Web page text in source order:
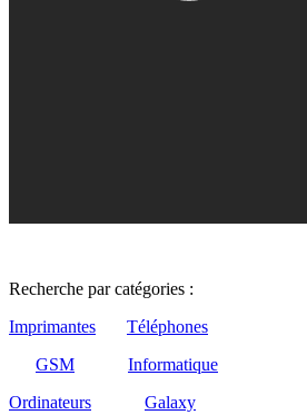
Recherche par catégories :
Imprimantes
Téléphones
GSM
Informatique
Ordinateurs
Galaxy